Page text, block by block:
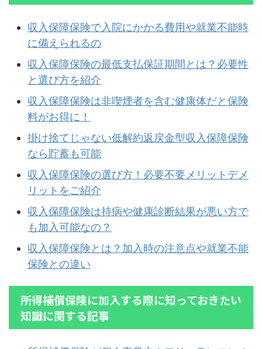
収入保障保険で入院にかかる費用や就業不能時
に備えられるの
収入保障保険の最低支払保証期間とは？必要性
と選び方を紹介
収入保障保険は非喫煙者を含む健康体だと保険
料がお得に！
掛け捨てじゃない低解約返戻金型収入保障保険
なら貯蓄も可能
収入保障保険の選び方！必要不要メリットデメ
リットをご紹介
収入保障保険は持病や健康診断結果が悪い方で
も加入可能なの？
収入保障保険とは？加入時の注意点や就業不能
保険との違い
所得補償保険に加入する際に知っておきたい
知識に関する記事